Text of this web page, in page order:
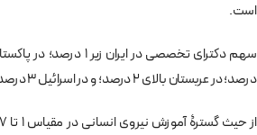
است.
سهم دکترای تخصصی در
درصد؛ در عربستان بالای 2 درصد؛ و در اسرائیل 3 درصد است